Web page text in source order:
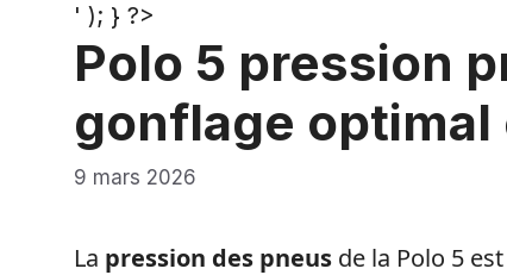
' ); } ?>
Polo 5 pression
gonflage optimal
9 mars 2026
La pression des pneus de la Polo 5